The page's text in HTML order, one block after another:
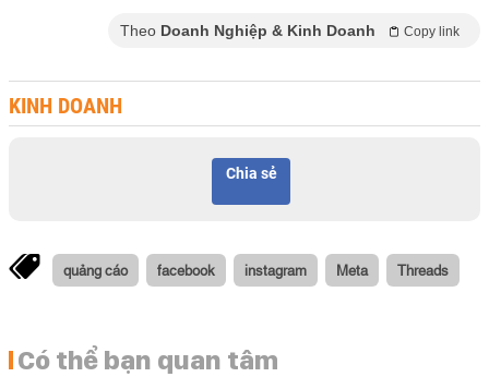
Theo Doanh Nghiệp & Kinh Doanh Copy link
KINH DOANH
Chia sẻ
quảng cáo facebook instagram Meta Threads
Có thể bạn quan tâm